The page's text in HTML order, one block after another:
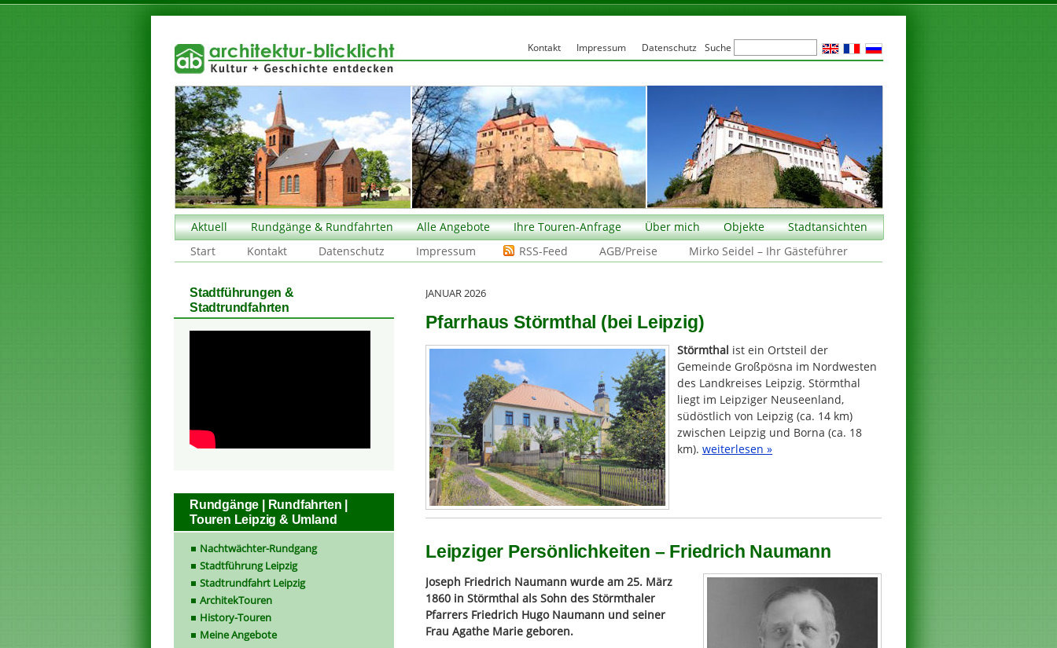
Aktuell Rundgänge & Rundfahrten Alle Angebote Ihre Touren-Anfrage Über mich Objekte
Stadtansichten
Start
Kontakt Datenschutz Impressum RSS-Feed AGB/Preise Mirko Seidel – Ihr Gästeführer
JANUAR 2026
Pfarrhaus Störmthal (bei Leipzig)
Störmthal ist ein Ortsteil der
Gemeinde Großpösna im Nordwesten
des Landkreises Leipzig. Störmthal
liegt im Leipziger Neuseenland,
südöstlich von Leipzig (ca. 14 km)
zwischen Leipzig und Borna (ca. 18
km). weiterlesen »
Leipziger Persönlichkeiten – Friedrich Naumann
Joseph Friedrich Naumann wurde am 25. März
1860 in Störmthal als Sohn des Störmthaler
Pfarrers Friedrich Hugo Naumann und seiner
Frau Agathe Marie geboren.
Stadtführungen &
Stadtrundfahrten
Rundgänge | Rundfahrten |
Touren Leipzig & Umland
Nachtwächter-Rundgang
Stadtführung Leipzig
Stadtrundfahrt Leipzig
ArchitekTouren
History-Touren
Meine Angebote
Kontakt Impressum Datenschutz Suche